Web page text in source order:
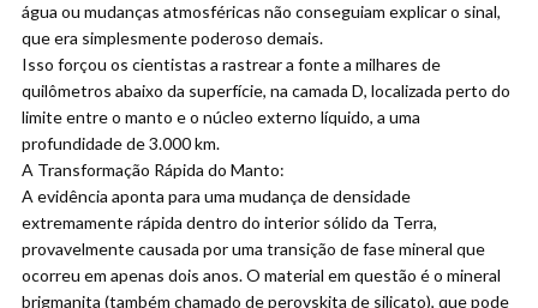
água ou mudanças atmosféricas não conseguiam explicar o sinal,
que era simplesmente poderoso demais.
Isso forçou os cientistas a rastrear a fonte a milhares de
quilômetros abaixo da superfície, na camada D, localizada perto do
limite entre o manto e o núcleo externo líquido, a uma
profundidade de 3.000 km.
A Transformação Rápida do Manto:
A evidência aponta para uma mudança de densidade
extremamente rápida dentro do interior sólido da Terra,
provavelmente causada por uma transição de fase mineral que
ocorreu em apenas dois anos. O material em questão é o mineral
brigmanita (também chamado de perovskita de silicato), que pode